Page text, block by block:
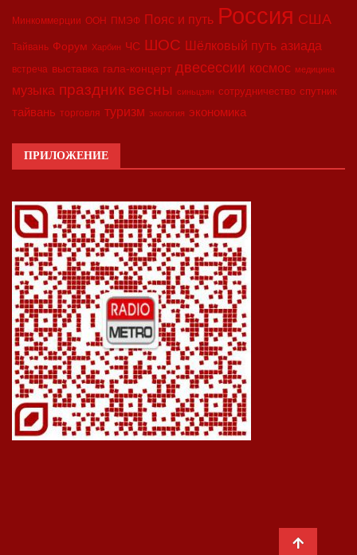
Минкоммерции ООН ПМЭФ Пояс и путь Россия США
Тайвань Форум Харбин ЧС ШОС Шёлковый путь азиада
встреча выставка гала-концерт двесессии космос медицина
музыка праздник весны синьцзян сотрудничество спутник
тайвань торговля туризм экология экономика
ПРИЛОЖЕНИЕ